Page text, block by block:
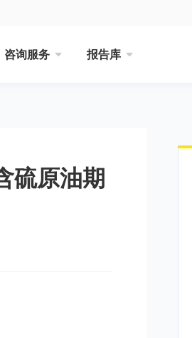
咨询服务 报告库
硫原油期